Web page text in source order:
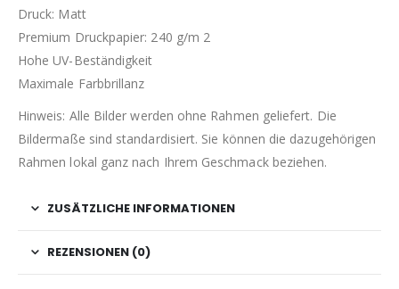
Druck: Matt
Premium Druckpapier: 240 g/m 2
Hohe UV-Beständigkeit
Maximale Farbbrillanz
Hinweis: Alle Bilder werden ohne Rahmen geliefert. Die
Bildermaße sind standardisiert. Sie können die dazugehörigen
Rahmen lokal ganz nach Ihrem Geschmack beziehen.
ZUSÄTZLICHE INFORMATIONEN
REZENSIONEN (0)